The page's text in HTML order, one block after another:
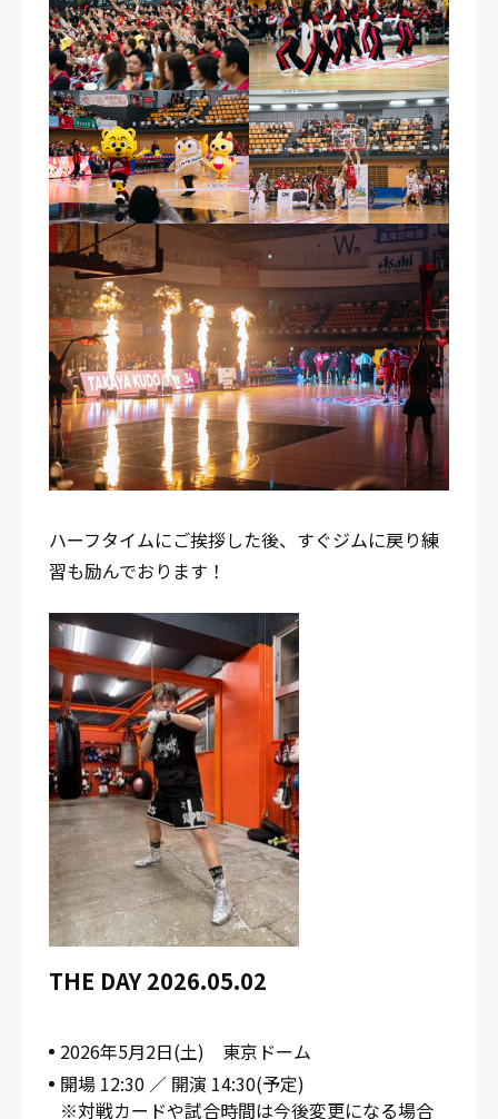
ハーフタイムにご挨拶した後、すぐジムに戻り練
習も励んでおります！
THE DAY 2026.05.02
2026年5月2日(土) 東京ドーム
開場 12:30 ／ 開演 14:30(予定)
※対戦カードや試合時間は今後変更になる場合